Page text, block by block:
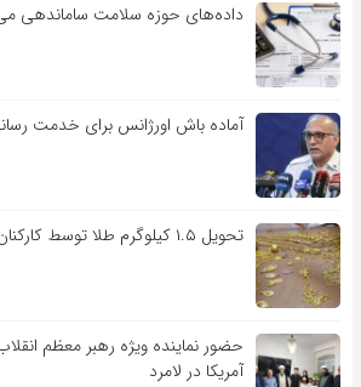
داده‌های حوزه سلامت ساماندهی
آماده باش اورژانس برای خدمت
تحویل ۱.۵ کیلوگرم طلا توسط کارکنان اورژانس به صاحبانش
حضور نماینده ویژه رهبر معظم
آمریکا در لامرد